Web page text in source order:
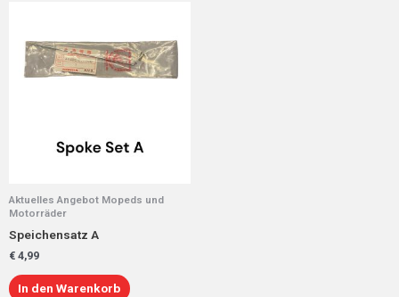
Aktuelles Angebot Mopeds und
Motorräder
Speichensatz A
€ 4,99
In den Warenkorb